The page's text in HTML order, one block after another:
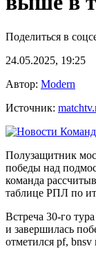
Поделиться в
24.05.2025, 19:25
Автор: Modern
Источник:
Полузащитник
победы над
команда
таблице РПЛ по
Встреча 30‑го
и завершилась
отметился pf, bnsv